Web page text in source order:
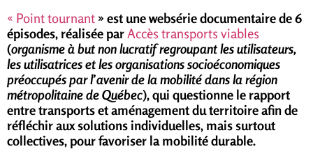
« Point tournant » est une websérie documentaire de 6
épisodes, réalisée parAccès transports viables
(organisme à but non lucratif regroupant les utilisateurs,
les utilisatrices et les organisations socioéconomiques
préoccupés par l’avenir de la mobilité dans la région
métropolitaine de Québec),qui questionne le rapport
entre transports et aménagement du territoire afin de
réfléchir aux solutions individuelles, mais surtout
collectives, pour favoriser la mobilité durable.